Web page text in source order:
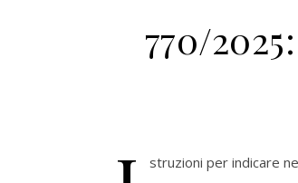
770/
struzioni per indicare